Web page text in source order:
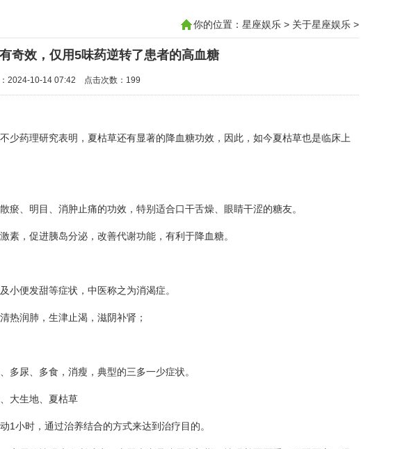
你的位置： 星座娱乐 > 关于星座娱乐 >
奇效，仅用5味药逆转了患者的高血糖
2024-10-14 07:42 点击次数：199
少药理研究表明，夏枯草还有显著的降血糖功效，因此，如今夏枯草也是临床上
、明目、消肿止痛的功效，特别适合口干舌燥、眼睛干涩的糖友。
素，促进胰岛分泌，改善代谢功能，有利于降血糖。
小便发甜等症状，中医称之为消渴症。
热润肺，生津止渴，滋阴补肾；
多尿、多食，消瘦，典型的三多一少症状。
大生地、夏枯草
1小时，通过治养结合的方式来达到治疗目的。